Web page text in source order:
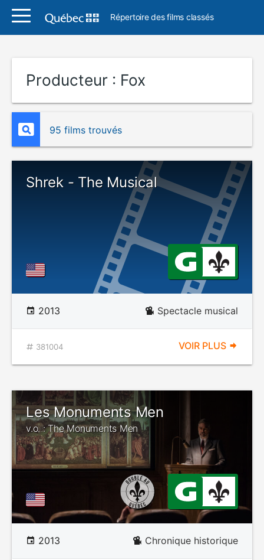
Répertoire des films classés
Producteur : Fox
95 films trouvés
Shrek - The Musical
2013 Spectacle musical
381004 VOIR PLUS
Les Monuments Men
v.o. : The Monuments Men
2013 Chronique historique